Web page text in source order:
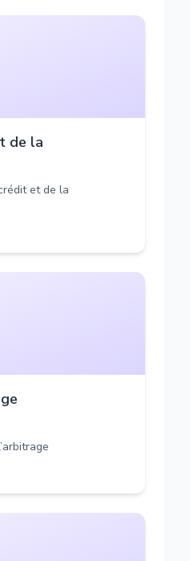
de la
et de la